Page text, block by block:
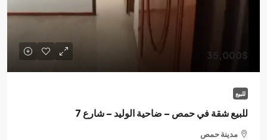
35,000$
للبيع
للبيع شقة في حمص – ضاحية الوليد – شارع 7
مدينة حمص